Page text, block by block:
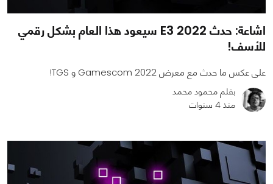
1760
0
اشاعة: حدث E3 2022 سيعود هذا العام بشكل رقمي
للأسف!
على عكس ما حدث مع معرض Gamescom 2022 و TGS!
بقلم محمود محمد
منذ 4 سنوات